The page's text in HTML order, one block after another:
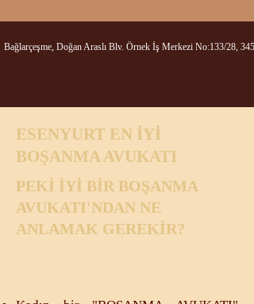
Bağlarçeşme, Doğan Araslı Blv. Örnek İş Merkezi No:133/28,
ESENYURT EN İYİ
BOŞANMA AVUKATI
PEKİ İYİ BİR BOŞANMA
AVUKATI'NDAN NE
ANLAMAK GEREKİR?